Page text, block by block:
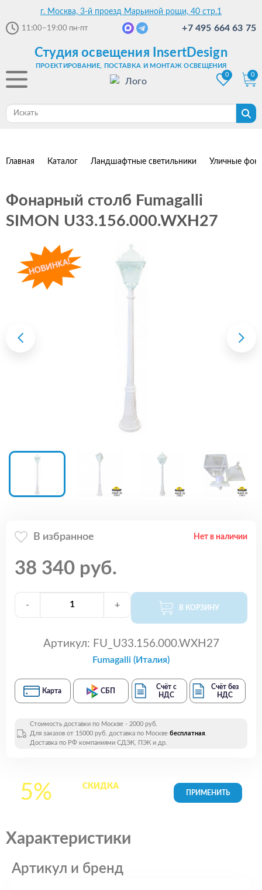
г. Москва, 3-й проезд Марьиной рощи, 40 стр.1
11:00–19:00 пн-пт +7 495 664 63 75
Студия освещения InsertDesign
ПРОЕКТИРОВАНИЕ, ПОСТАВКА И МОНТАЖ ОСВЕЩЕНИЯ
0
0
Главная Каталог Ландшафтные светильники Уличные
Фонарный столб Fumagalli
SIMON U33.156.000.WXH27
В избранное Нет в наличии
38 340 руб.
- + В КОРЗИНУ
Артикул: FU_U33.156.000.WXH27
Fumagalli (Италия)
Карта СБП
Счёт с
НДС
Счёт без
НДС
Стоимость доставки по Москве - 2000 руб.
Для заказов от 15000 руб. доставка по Москве бесплатная.
Доставка по РФ компаниями СДЭК, ПЭК и др.
5% СКИДКАна все
Характеристики
Артикул и бренд